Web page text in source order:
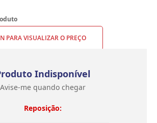
PARA VISUALIZAR O PREÇO
Indisponível
Avise-me quando chegar
Reposição: